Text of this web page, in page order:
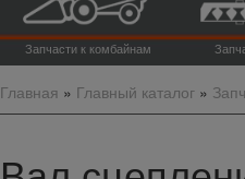
Запчасти к комбайнам
Главная » Главный каталог»